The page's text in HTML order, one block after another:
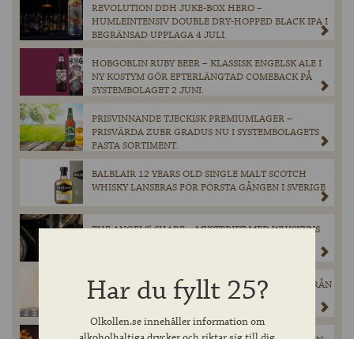
REVOLUTION DDH JUKE-BOX HERO –
HUMLEINTENSIV DOUBLE DRY-HOPPED BLACK IPA I
BEGRÄNSAD UPPLAGA 4 JULI.
HOBGOBLIN RUBY BEER – KLASSISK ENGELSK ALE I
NY KOSTYM GÖR EFTERLÄNGTAD COMEBACK PÅ
SYSTEMBOLAGET 2 JUNI.
PRISVINNANDE TJECKISK PREMIUMLAGER –
PRISVÄRDA ZUBR GRADUS NU I SYSTEMBOLAGETS
FASTA SORTIMENT.
BALBLAIR 12 YEARS OLD SINGLE MALT SCOTCH
WHISKY LANSERAS FÖR FÖRSTA GÅNGEN I SVERIGE
THE ANGELS’ SHARE – MYSTERIET MED WHISKYNS
DEN ANDRA WHISKYN I ”THE COASTAL SERIES” FRÅN
SKOTSKA OLD PULTENEY KOMMER TILL
Har du fyllt 25?
Olkollen.se innehåller information om